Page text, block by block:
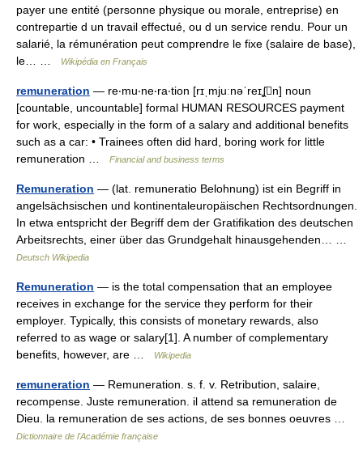
payer une entité (personne physique ou morale, entreprise) en
contrepartie d un travail effectué, ou d un service rendu. Pour un
salarié, la rémunération peut comprendre le fixe (salaire de base),
le… …
Wikipédia en Français
remuneration — re‧mu‧ne‧ra‧tion [rɪˌmjuːnəˈreɪʆn] noun
[countable, uncountable] formal HUMAN RESOURCES payment
for work, especially in the form of a salary and additional benefits
such as a car: • Trainees often did hard, boring work for little
remuneration …
Financial and business terms
Remuneration — (lat. remuneratio Belohnung) ist ein Begriff in
angelsächsischen und kontinentaleuropäischen Rechtsordnungen.
In etwa entspricht der Begriff dem der Gratifikation des deutschen
Arbeitsrechts, einer über das Grundgehalt hinausgehenden… …
Deutsch Wikipedia
Remuneration — is the total compensation that an employee
receives in exchange for the service they perform for their
employer. Typically, this consists of monetary rewards, also
referred to as wage or salary[1]. A number of complementary
benefits, however, are …
Wikipedia
remuneration — Remuneration. s. f. v. Retribution, salaire,
recompense. Juste remuneration. il attend sa remuneration de
Dieu. la remuneration de ses actions, de ses bonnes oeuvres …
Dictionnaire de l'Académie française